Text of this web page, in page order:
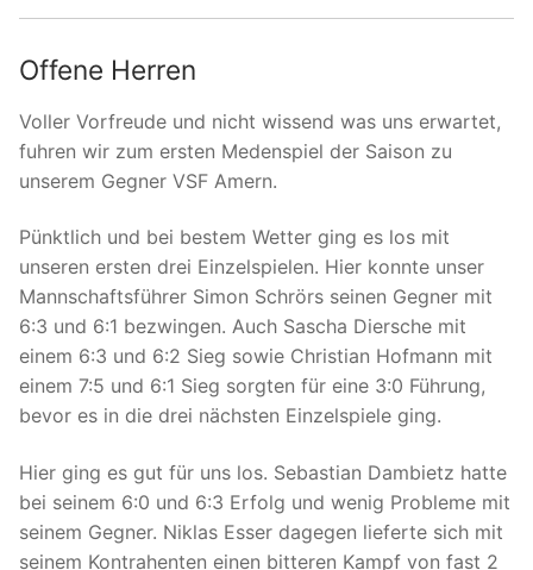
Offene Herren
Voller Vorfreude und nicht wissend was uns erwartet,
fuhren wir zum ersten Medenspiel der Saison zu
unserem Gegner VSF Amern.
Pünktlich und bei bestem Wetter ging es los mit
unseren ersten drei Einzelspielen. Hier konnte unser
Mannschaftsführer Simon Schrörs seinen Gegner mit
6:3 und 6:1 bezwingen. Auch Sascha Diersche mit
einem 6:3 und 6:2 Sieg sowie Christian Hofmann mit
einem 7:5 und 6:1 Sieg sorgten für eine 3:0 Führung,
bevor es in die drei nächsten Einzelspiele ging.
Hier ging es gut für uns los. Sebastian Dambietz hatte
bei seinem 6:0 und 6:3 Erfolg und wenig Probleme mit
seinem Gegner. Niklas Esser dagegen lieferte sich mit
seinem Kontrahenten einen bitteren Kampf von fast 2